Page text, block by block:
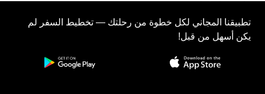
تطبيقنا المجاني لكل خطوة من رحلتك — تخطيط السفر لم
يكن أسهل من قبل!